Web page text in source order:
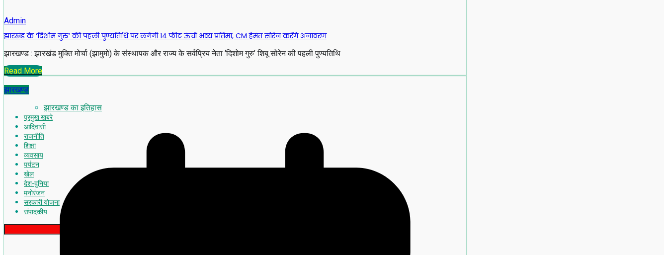
झारखण्ड का इतिहास
प्रमुख खबरे
आदिवासी
राजनीति
शिक्षा
व्यवसाय
पर्यटन
खेल
देश-दुनिया
मनोरंजन
सरकारी योजना
संपादकीय
Admin
झारखंड के ‘दिशोम गुरु’ की पहली पुण्यतिथि पर लगेगी 14 फीट ऊंची भव्य प्रतिमा, CM हेमंत सोरेन करेंगे अनावरण
झारखण्ड : झारखंड मुक्ति मोर्चा (झामुमो) के संस्थापक और राज्य के सर्वप्रिय नेता ‘दिशोम गुरु’ शिबू सोरेन की पहली पुण्यतिथि
Read More
झारखण्ड